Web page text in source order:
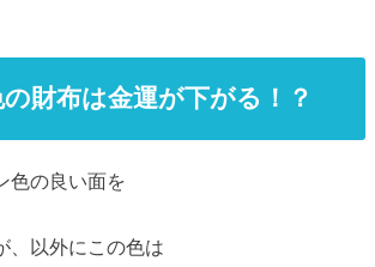
財布は金運が下がる！？
色の良い面を
、以外にこの色は